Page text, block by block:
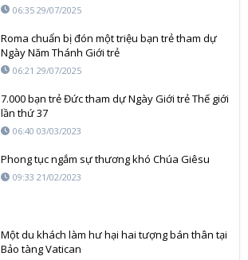
06:35 29/07/2025
Roma chuẩn bị đón một triệu bạn trẻ tham dự
Ngày Năm Thánh Giới trẻ
06:21 29/07/2025
7.000 bạn trẻ Đức tham dự Ngày Giới trẻ Thế giới
lần thứ 37
06:40 03/03/2023
Phong tục ngắm sự thương khó Chúa Giêsu
09:33 21/02/2023
Một du khách làm hư hại hai tượng bán thân tại
Bảo tàng Vatican